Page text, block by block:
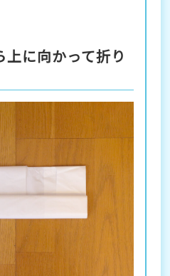
上に向かって折り